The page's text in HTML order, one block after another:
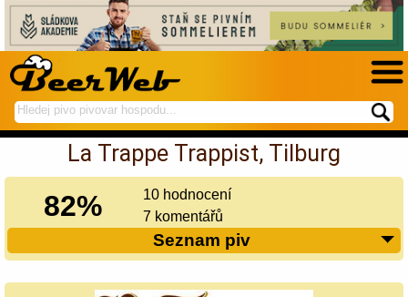
hledej
na
spustí
hledání
La Trappe Trappist, Tilburg
82%
10 hodnocení
7 komentářů
Seznam piv